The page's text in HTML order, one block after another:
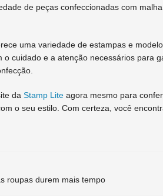
de peças confeccionadas com
uma variedade de estampas e
o cuidado e a atenção necessários para
da Stamp Lite agora mesmo para
o seu estilo. Com certeza, você
roupas durem mais tempo